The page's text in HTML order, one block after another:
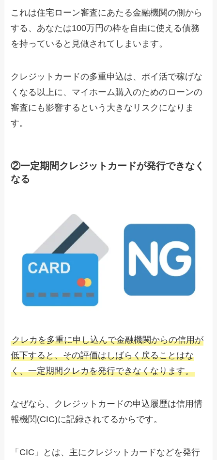
これは住宅ローン審査にあたる金融機関の側から
する、あなたは100万円の枠を自由に使える債務
を持っていると見做されてしまいます。
クレジットカードの多重申込は、ポイ活で稼げな
くなる以上に、マイホーム購入のためのローンの
審査にも影響するという大きなリスクになりま
す。
②一定期間クレジットカードが発行できなく
なる
クレカを多重に申し込んで金融機関からの信用が
低下すると、その評価はしばらく戻ることはな
く、一定期間クレカを発行できなくなります。
なぜなら、クレジットカードの申込履歴は信用情
報機関(CIC)に記録されてるからです。
「CIC」とは、主にクレジットカードなどを発行